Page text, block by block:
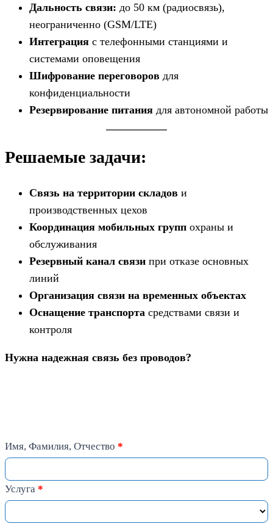
Дальность связи: до 50 км (радиосвязь),
неограниченно (GSM/LTE)
Интеграция с телефонными станциями и
системами оповещения
Шифрование переговоров для
конфиденциальности
Резервирование питания для автономной работы
Решаемые задачи:
Связь на территории складов и
производственных цехов
Координация мобильных групп охраны и
обслуживания
Резервный канал связи при отказе основных
линий
Организация связи на временных объектах
Оснащение транспорта средствами связи и
контроля
Нужна надежная связь без проводов?
Запрос
Имя, Фамилия, Отчество *
Услуга *